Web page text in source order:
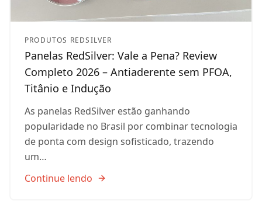
PRODUTOS REDSILVER
Panelas RedSilver: Vale a Pena? Review
Completo 2026 – Antiaderente sem PFOA,
Titânio e Indução
As panelas RedSilver estão ganhando
popularidade no Brasil por combinar tecnologia
de ponta com design sofisticado, trazendo
um…
Continue lendo